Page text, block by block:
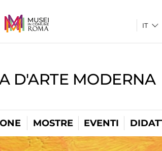
D'ARTE MODERNA
MOSTRE EVENTI